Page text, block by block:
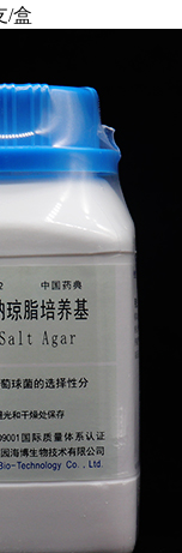
/盒